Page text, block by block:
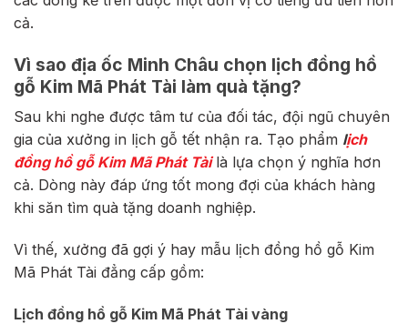
cả.
Vì sao địa ốc Minh Châu chọn lịch đồng hồ
gỗ Kim Mã Phát Tài làm quà tặng?
Sau khi nghe được tâm tư của đối tác, đội ngũ chuyên
gia của xưởng in lịch gỗ tết nhận ra. Tạo phẩm lịch
đồng hồ gỗ Kim Mã Phát Tàilà lựa chọn ý nghĩa hơn
cả. Dòng này đáp ứng tốt mong đợi của khách hàng
khi săn tìm quà tặng doanh nghiệp.
Vì thế, xưởng đã gợi ý hay mẫu lịch đồng hồ gỗ Kim
Mã Phát Tài đẳng cấp gồm:
Lịch đồng hồ gỗ Kim Mã Phát Tài vàng